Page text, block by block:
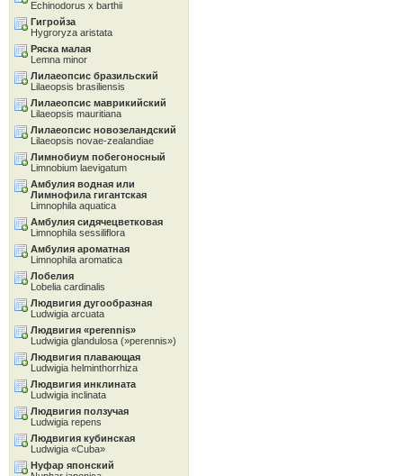
Echinodorus x barthii
Гигройза
Hygroryza aristata
Ряска малая
Lemna minor
Лилаеопсис бразильский
Lilaeopsis brasiliensis
Лилаеопсис маврикийский
Lilaeopsis mauritiana
Лилаеопсис новозеландский
Lilaeopsis novae-zealandiae
Лимнобиум побегоносный
Limnobium laevigatum
Амбулия водная или
Лимнофила гигантская
Limnophila aquatica
Амбулия сидячецветковая
Limnophila sessiliflora
Амбулия ароматная
Limnophila aromatica
Лобелия
Lobelia cardinalis
Людвигия дугообразная
Ludwigia arcuata
Людвигия «perennis»
Ludwigia glandulosa (»perennis»)
Людвигия плавающая
Ludwigia helminthorrhiza
Людвигия инклината
Ludwigia inclinata
Людвигия ползучая
Ludwigia repens
Людвигия кубинская
Ludwigia «Cuba»
Нуфар японский